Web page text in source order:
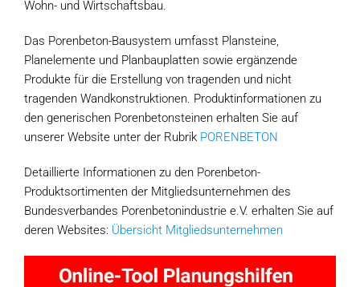
Wohn- und Wirtschaftsbau.
Das Porenbeton-Bausystem umfasst Plansteine,
Planelemente und Planbauplatten sowie ergänzende
Produkte für die Erstellung von tragenden und nicht
tragenden Wandkonstruktionen. Produktinformationen zu
den generischen Porenbetonsteinen erhalten Sie auf
unserer Website unter der Rubrik PORENBETON
Detaillierte Informationen zu den Porenbeton-
Produktsortimenten der Mitgliedsunternehmen des
Bundesverbandes Porenbetonindustrie e.V. erhalten Sie auf
deren Websites: Übersicht Mitgliedsunternehmen